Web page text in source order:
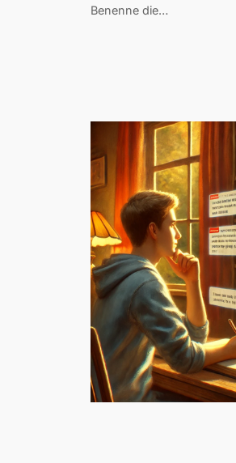
Benenne die…